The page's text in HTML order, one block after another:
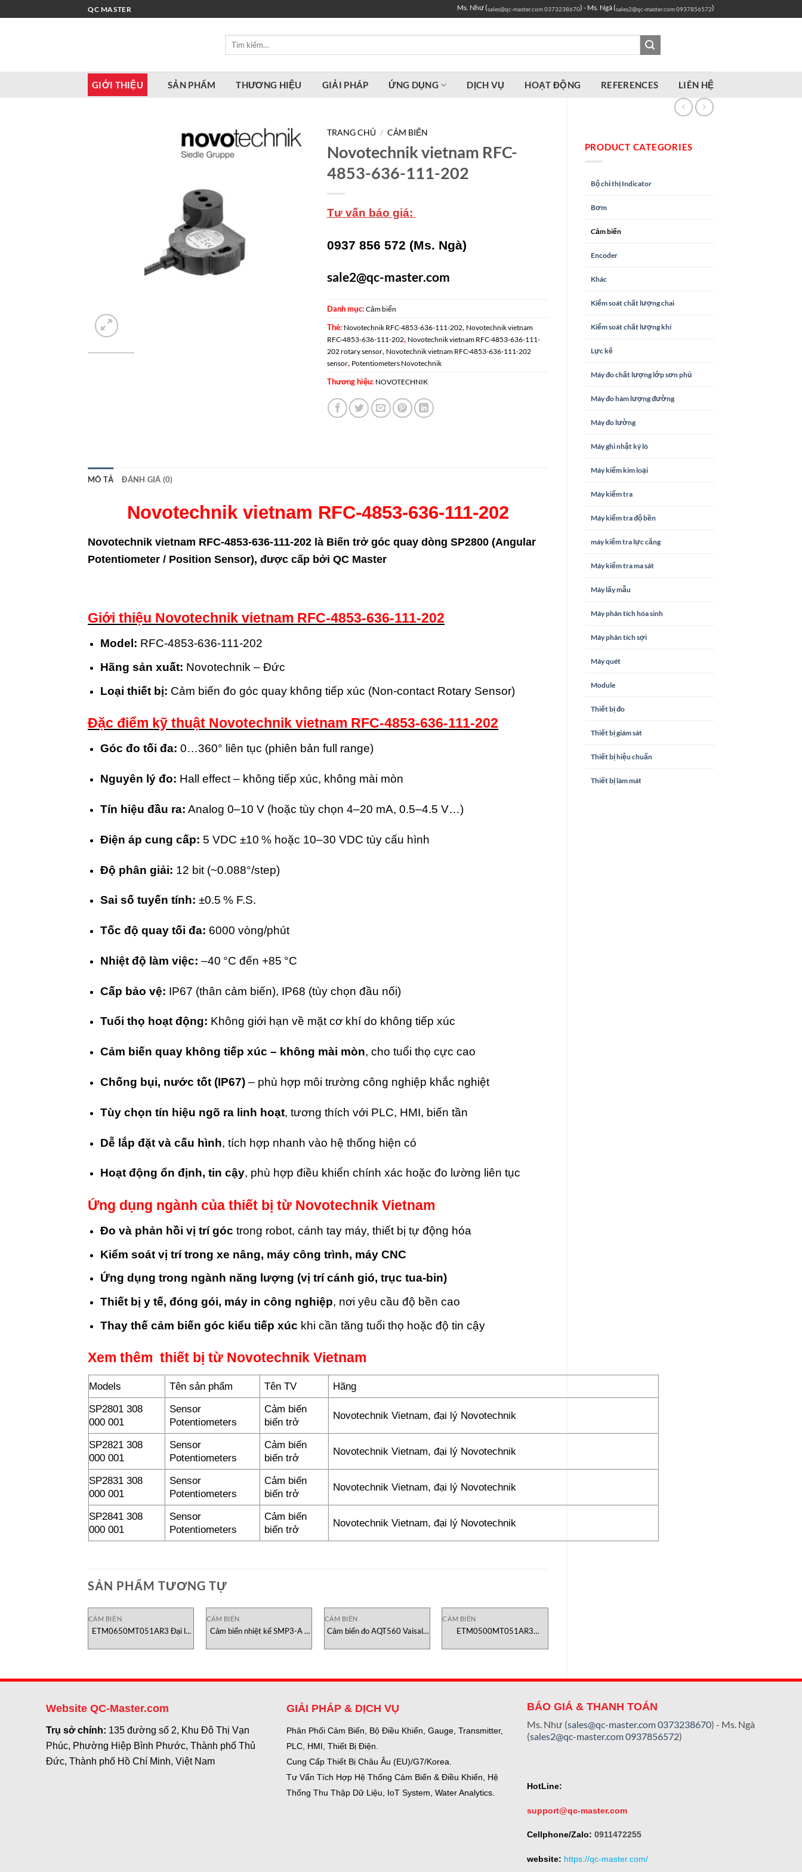
qua
QC MASTER Ms. Như (sales@qc-master.com0373238670) - Ms. Ngà (sales2@qc-master.com0937856572)
Tìm
GIỚI THIỆU SẢN PHẨM THƯƠNG HIỆU GIẢI PHÁP ỨNG DỤNG DỊCH VỤ HOẠT ĐỘNG REFERENCES LIÊN HỆ
PRODUCT CATEGORIES
Bộ chỉ thị Indicator
Bơm
Cảm biến
Encoder
Khác
Kiểm soát chất lượng chai
Kiểm soát chất lượng khí
Lực kế
Máy đo chất lượng lớp sơn phủ
Máy đo hàm lượng đường
Máy đo lường
Máy ghi nhật ký lò
Máy kiểm kim loại
Máy kiểm tra
Máy kiểm tra độ bền
máy kiểm tra lực căng
Máy kiểm tra ma sát
Máy lấy mẫu
Máy phân tích hóa sinh
Máy phân tích sợi
Máy quét
Module
Thiết bị đo
Thiết bị giám sát
Thiết bị hiệu chuẩn
Thiết bị làm mát
TRANG CHỦ / CẢM BIẾN
Novotechnik vietnam RFC-
4853-636-111-202
Tư vấn báo giá:
0937 856 572 (Ms. Ngà)
sale2@qc-master.com
Danh mục: Cảm biến
Thẻ: Novotechnik RFC-4853-636-111-202, Novotechnik vietnam
RFC-4853-636-111-202, Novotechnik vietnam RFC-4853-636-111-
202 rotary sensor, Novotechnik vietnam RFC-4853-636-111-202
sensor, Potentiometers Novotechnik
Thương hiệu: NOVOTECHNIK
MÔ TẢ ĐÁNH GIÁ (0)
Novotechnik vietnam RFC-4853-636-111-202
Novotechnik vietnam RFC-4853-636-111-202 là Biến trở góc quay dòng SP2800 (Angular
Potentiometer / Position Sensor), được cấp bởi QC Master
Giới thiệu Novotechnik vietnam RFC-4853-636-111-202
Model: RFC‑4853‑636‑111‑202
Hãng sản xuất: Novotechnik – Đức
Loại thiết bị: Cảm biến đo góc quay không tiếp xúc (Non-contact Rotary Sensor)
Đặc điểm kỹ thuật Novotechnik vietnam RFC-4853-636-111-202
Góc đo tối đa: 0…360° liên tục (phiên bản full range)
Nguyên lý đo: Hall effect – không tiếp xúc, không mài mòn
Tín hiệu đầu ra: Analog 0–10 V (hoặc tùy chọn 4–20 mA, 0.5–4.5 V…)
Điện áp cung cấp: 5 VDC ±10 % hoặc 10–30 VDC tùy cấu hình
Độ phân giải: 12 bit (~0.088°/step)
Sai số tuyến tính: ±0.5 % F.S.
Tốc độ quay tối đa: 6000 vòng/phút
Nhiệt độ làm việc: –40 °C đến +85 °C
Cấp bảo vệ: IP67 (thân cảm biến), IP68 (tùy chọn đầu nối)
Tuổi thọ hoạt động: Không giới hạn về mặt cơ khí do không tiếp xúc
Cảm biến quay không tiếp xúc – không mài mòn, cho tuổi thọ cực cao
Chống bụi, nước tốt (IP67)– phù hợp môi trường công nghiệp khắc nghiệt
Tùy chọn tín hiệu ngõ ra linh hoạt, tương thích với PLC, HMI, biến tần
Dễ lắp đặt và cấu hình, tích hợp nhanh vào hệ thống hiện có
Hoạt động ổn định, tin cậy, phù hợp điều khiển chính xác hoặc đo lường liên tục
Ứng dụng ngành của thiết bị từ Novotechnik Vietnam
Đo và phản hồi vị trí góc trong robot, cánh tay máy, thiết bị tự động hóa
Kiểm soát vị trí trong xe nâng, máy công trình, máy CNC
Ứng dụng trong ngành năng lượng (vị trí cánh gió, trục tua-bin)
Thiết bị y tế, đóng gói, máy in công nghiệp, nơi yêu cầu độ bền cao
Thay thế cảm biến góc kiểu tiếp xúc khi cần tăng tuổi thọ hoặc độ tin cậy
Xem thêm thiết bị từ Novotechnik Vietnam
Models Tên sản phẩm Tên TV
Hãng
SP2801 308
000 001
Sensor
Potentiometers
Cảm biến
biến trở
Novotechnik Vietnam, đại lý Novotechnik
SP2821 308
000 001
Sensor
Potentiometers
Cảm biến
biến trở
Novotechnik Vietnam, đại lý Novotechnik
SP2831 308
000 001
Sensor
Potentiometers
Cảm biến
biến trở
Novotechnik Vietnam, đại lý Novotechnik
SP2841 308
000 001
Sensor
Potentiometers
Cảm biến
biến trở
Novotechnik Vietnam, đại lý Novotechnik
SẢN PHẨM TƯƠNG TỰ
CẢM BIẾN
ETM0650MT051AR3 Đại lý
CẢM BIẾN
Cảm biến nhiệt kế SMP3-A /
Nam
CẢM BIẾN
Cảm biến đo AQT560 Vaisala
CẢM BIẾN
ETM0500MT051AR3
E-Series
Website QC-Master.com
Trụ sở chính: 135 đường số 2, Khu Đô Thị Vạn
Phúc, Phường Hiệp Bình Phước, Thành phố Thủ
Đức, Thành phố Hồ Chí Minh, Việt Nam
GIẢI PHÁP & DỊCH VỤ
Phân Phối Cảm Biến, Bộ Điều Khiển, Gauge, Transmitter,
PLC, HMI, Thiết Bị Điện.
Cung Cấp Thiết Bị Châu Âu (EU)/G7/Korea.
Tư Vấn Tích Hợp Hệ Thống Cảm Biến & Điều Khiển, Hệ
Thống Thu Thập Dữ Liệu, IoT System, Water Analytics.
BÁO GIÁ & THANH TOÁN
Ms. Như (sales@qc-master.com0373238670) - Ms. Ngà
(sales2@qc-master.com0937856572)
HotLine:
support@qc-master.com
Cellphone/Zalo: 0911472255
website: https://qc-master.com/